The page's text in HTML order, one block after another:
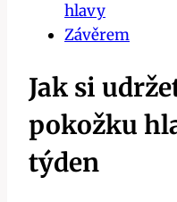
hlavy
Závěrem
Jak si
pokožku
týden